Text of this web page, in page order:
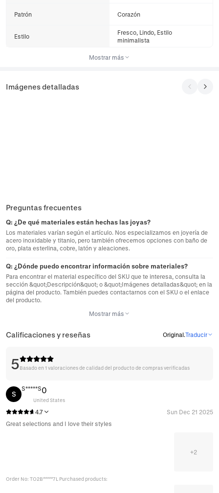
Patrón Corazón
Estilo
Fresco, Lindo, Estilo
minimalista
Mostrar más
Imágenes detalladas
Preguntas frecuentes
Q: ¿De qué materiales están hechas las joyas?
Los materiales varían según el artículo. Nos especializamos en joyería de
acero inoxidable y titanio, pero también ofrecemos opciones con baño de
oro, plata esterlina, cobre, latón y aleaciones.
Q: ¿Dónde puedo encontrar información sobre materiales?
Para encontrar el material específico del SKU que te interesa, consulta la
sección &quot;Descripción&quot; o &quot;Imágenes detalladas&quot; en la
página del producto. También puedes contactarnos con el SKU o el enlace
del producto.
Mostrar más
Calificaciones y reseñas Original.Traducir
5Basado en 1 valoraciones de calidad del producto de compras verificadas
S
S*****S0
United States
4.7
Sun Dec 21 2025
Great selections and I love their styles
+2
Order No: TO2B*****7L Purchased products: